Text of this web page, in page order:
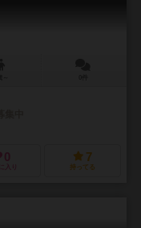
0
入り
7
持ってる